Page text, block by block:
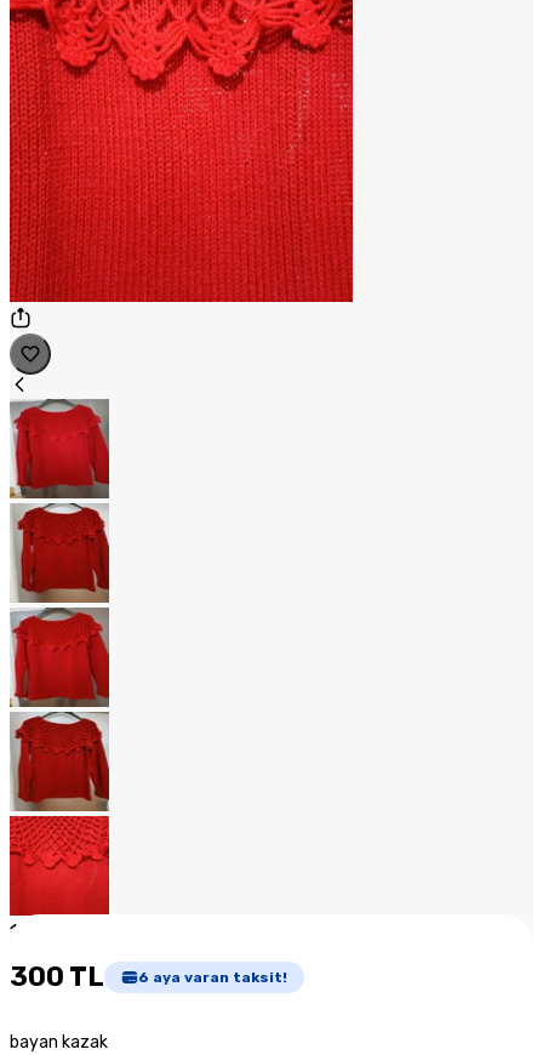
1
300 TL 6 aya varan taksit!
bayan kazak